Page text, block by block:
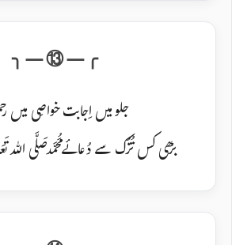
جلو میں اِجابت خواصِی
بڑھی کس تُزُک سے دُعائے مُحَمَّد صَلَّی اللہ